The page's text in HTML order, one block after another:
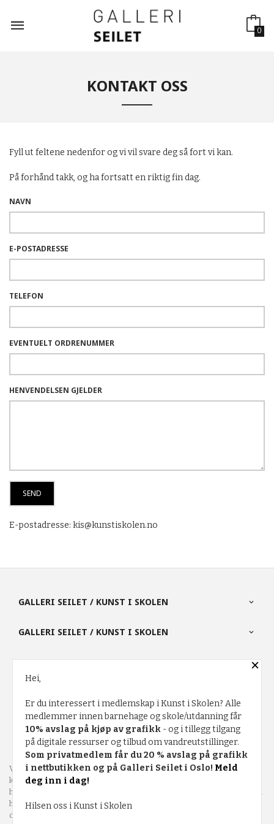
innholdet
0
KONTAKT OSS
Fyll ut feltene nedenfor og vi vil svare deg så fort vi kan.
På forhånd takk, og ha fortsatt en riktig fin dag.
NAVN
E-POSTADRESSE
TELEFON
EVENTUELT ORDRENUMMER
HENVENDELSEN GJELDER
E-postadresse: kis@kunstiskolen.no
GALLERI SEILET / KUNST I SKOLEN
GALLERI SEILET / KUNST I SKOLEN
PARTNERE
FRAKT KJØPSBETINGELSER SIKKERHET OG PERSONVERN
NYHETSBREV
Vår nettbutikk bruker cookies slik at du får en bedre
kjøpsopplevelse og vi kan yte deg bedre service. Vi bruker cookies
hovedsaklig til å lagre innloggingsdetaljer og huske hva du har puttet i
handlekurven din. Fortsett å bruke siden som normalt om du godtar
dette.
×
Hei,
Er du interessert i medlemskap i Kunst i Skolen? Alle
medlemmer innen barnehage og skole/utdanning får
10% avslag på kjøp av grafikk - og i tillegg tilgang
på digitale ressurser og tilbud om vandreutstillinger.
Som privatmedlem får du 20 % avslag på grafikk
i nettbutikken og på Galleri Seilet i Oslo! Meld
deg inn i dag!
Hilsen oss i Kunst i Skolen